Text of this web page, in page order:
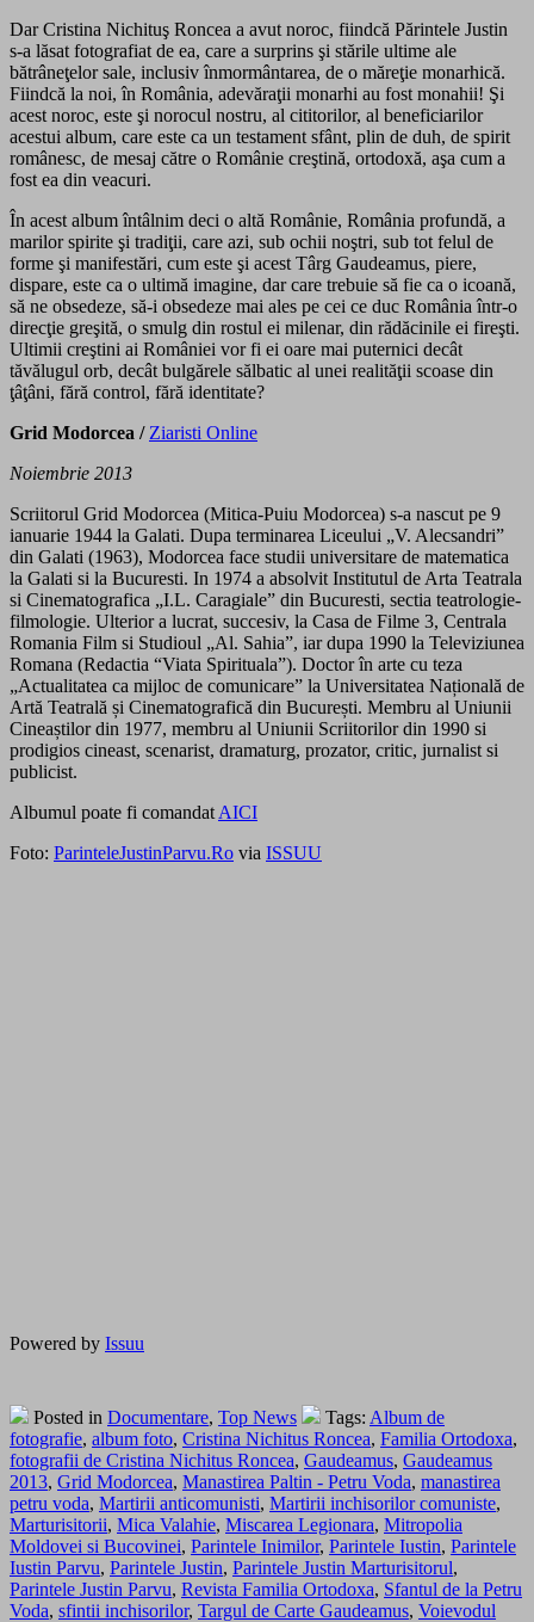
Dar Cristina Nichituş Roncea a avut noroc, fiindcă Părintele Justin
s-a lăsat fotografiat de ea, care a surprins şi stările ultime ale
bătrâneţelor sale, inclusiv înmormântarea, de o măreţie monarhică.
Fiindcă la noi, în România, adevăraţii monarhi au fost monahii! Şi
acest noroc, este şi norocul nostru, al cititorilor, al beneficiarilor
acestui album, care este ca un testament sfânt, plin de duh, de spirit
românesc, de mesaj către o Românie creştină, ortodoxă, aşa cum a
fost ea din veacuri.
În acest album întâlnim deci o altă Românie, România profundă, a
marilor spirite şi tradiţii, care azi, sub ochii noştri, sub tot felul de
forme şi manifestări, cum este şi acest Târg Gaudeamus, piere,
dispare, este ca o ultimă imagine, dar care trebuie să fie ca o icoană,
să ne obsedeze, să-i obsedeze mai ales pe cei ce duc România într-o
direcţie greşită, o smulg din rostul ei milenar, din rădăcinile ei fireşti.
Ultimii creştini ai României vor fi ei oare mai puternici decât
tăvălugul orb, decât bulgărele sălbatic al unei realităţii scoase din
ţâţâni, fără control, fără identitate?
Grid Modorcea / Ziaristi Online
Noiembrie 2013
Scriitorul Grid Modorcea (Mitica-Puiu Modorcea) s-a nascut pe 9
ianuarie 1944 la Galati. Dupa terminarea Liceului „V. Alecsandri”
din Galati (1963), Modorcea face studii universitare de matematica
la Galati si la Bucuresti. In 1974 a absolvit Institutul de Arta Teatrala
si Cinematografica „I.L. Caragiale” din Bucuresti, sectia teatrologie-
filmologie. Ulterior a lucrat, succesiv, la Casa de Filme 3, Centrala
Romania Film si Studioul „Al. Sahia”, iar dupa 1990 la Televiziunea
Romana (Redactia “Viata Spirituala”). Doctor în arte cu teza
„Actualitatea ca mijloc de comunicare” la Universitatea Națională de
Artă Teatrală și Cinematografică din București. Membru al Uniunii
Cineaștilor din 1977, membru al Uniunii Scriitorilor din 1990 si
prodigios cineast, scenarist, dramaturg, prozator, critic, jurnalist si
publicist.
Albumul poate fi comandat AICI
Foto: ParinteleJustinParvu.Ro via ISSUU
Powered by Issuu
Posted in Documentare, Top News Tags: Album de
fotografie, album foto, Cristina Nichitus Roncea, Familia Ortodoxa,
fotografii de Cristina Nichitus Roncea, Gaudeamus, Gaudeamus
2013, Grid Modorcea, Manastirea Paltin - Petru Voda, manastirea
petru voda, Martirii anticomunisti, Martirii inchisorilor comuniste,
Marturisitorii, Mica Valahie, Miscarea Legionara, Mitropolia
Moldovei si Bucovinei, Parintele Inimilor, Parintele Iustin, Parintele
Iustin Parvu, Parintele Justin, Parintele Justin Marturisitorul,
Parintele Justin Parvu, Revista Familia Ortodoxa, Sfantul de la Petru
Voda, sfintii inchisorilor, Targul de Carte Gaudeamus, Voievodul